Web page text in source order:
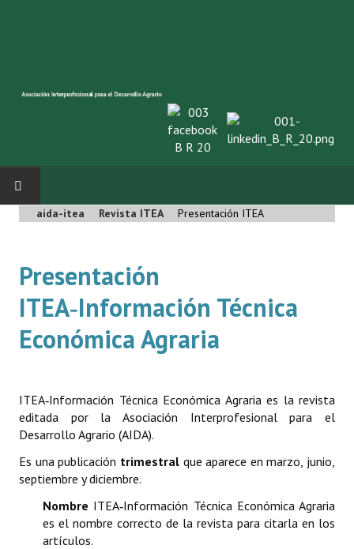
INICIO
SOBRE NOSOTROS
Asociación AIDA
Cincuentenario AIDA
Estatutos
Hacerse socio
Noticias
Web AIDA 2.0
aida-itea Revista ITEA Presentación ITEA
Presentación
ITEA‑Información Técnica
Económica Agraria
ITEA‑Información Técnica Económica Agraria es la revista
editada por la Asociación Interprofesional para el
Desarrollo Agrario (AIDA).
Es una publicación trimestralque aparece en marzo, junio,
septiembre y diciembre.
Nombre ITEA‑Información Técnica Económica Agraria
es el nombre correcto de la revista para citarla en los
artículos.